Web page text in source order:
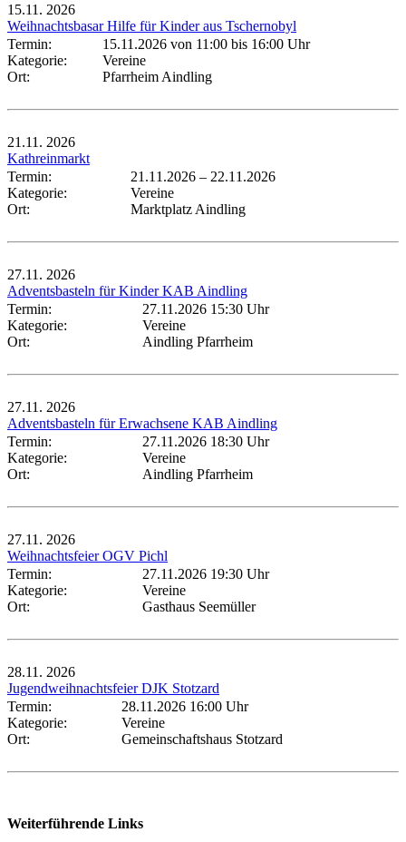
15.11. 2026
Weihnachtsbasar Hilfe für Kinder aus Tschernobyl
Termin:
15.11.2026 von 11:00 bis 16:00 Uhr
Kategorie:
Vereine
Ort:
Pfarrheim Aindling
21.11. 2026
Kathreinmarkt
Termin:
21.11.2026 – 22.11.2026
Kategorie:
Vereine
Ort:
Marktplatz Aindling
27.11. 2026
Adventsbasteln für Kinder KAB Aindling
Termin:
27.11.2026 15:30 Uhr
Kategorie:
Vereine
Ort:
Aindling Pfarrheim
27.11. 2026
Adventsbasteln für Erwachsene KAB Aindling
Termin:
27.11.2026 18:30 Uhr
Kategorie:
Vereine
Ort:
Aindling Pfarrheim
27.11. 2026
Weihnachtsfeier OGV Pichl
Termin:
27.11.2026 19:30 Uhr
Kategorie:
Vereine
Ort:
Gasthaus Seemüller
28.11. 2026
Jugendweihnachtsfeier DJK Stotzard
Termin:
28.11.2026 16:00 Uhr
Kategorie:
Vereine
Ort:
Gemeinschaftshaus Stotzard
Weiterführende Links